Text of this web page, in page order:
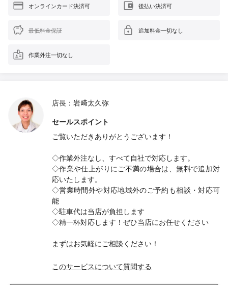
オンラインカード決済可 後払い決済可
最低料金保証 追加料金一切なし
作業外注一切なし
店長：岩﨑太久弥
セールスポイント
ご覧いただきありがとうございます！
◇作業外注なし、すべて自社で対応します。
◇作業や仕上がりにご不満の場合は、無料で追加対
応いたします。
◇営業時間外や対応地域外のご予約も相談・対応可
能
◇駐車代は当店が負担します
◇精一杯対応します！ぜひ当店にお任せください
まずはお気軽にご相談ください！
このサービスについて質問する